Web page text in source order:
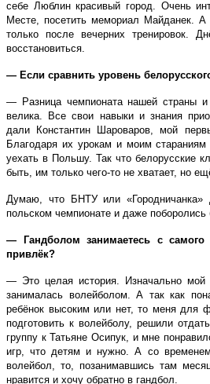
себе Люблин красивый город. Очень
Месте, посетить мемориал Майданек.
только после вечерних тренировок.
восстановиться.
— Если сравнить уровень
— Разница чемпионата нашей страны
велика. Все свои навыки и знания
дали Константин Шароваров, мой
Благодаря их урокам и моим
уехать в Польшу. Так что белорусские
быть, им только чего-то не хватает, но
Думаю, что БНТУ или «Городничанка»
польском чемпионате и даже поборолись
— Гандболом занимаетесь с
привлёк?
— Это целая история. Изначально мой
занималась волейболом. А так как
ребёнок высоким или нет, то меня для
подготовить к волейболу, решили
группу к Татьяне Осипук, и мне
игр, что детям и нужно. А со
волейбол, то, позанимавшись там
нравится и хочу обратно в гандбол.